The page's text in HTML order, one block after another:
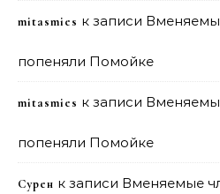
mitasmies к записи
попеняли Помойке
mitasmies к записи
попеняли Помойке
Сурен к записи Вменяемые